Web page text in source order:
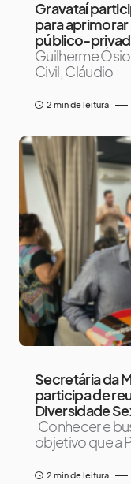
Gravataí
para
público-
Guilherme
Civil, Cláudio
2 min de leitura
Secretária da
participa de
Diversidade
Conhecer e
objetivo que a
2 min de leitura